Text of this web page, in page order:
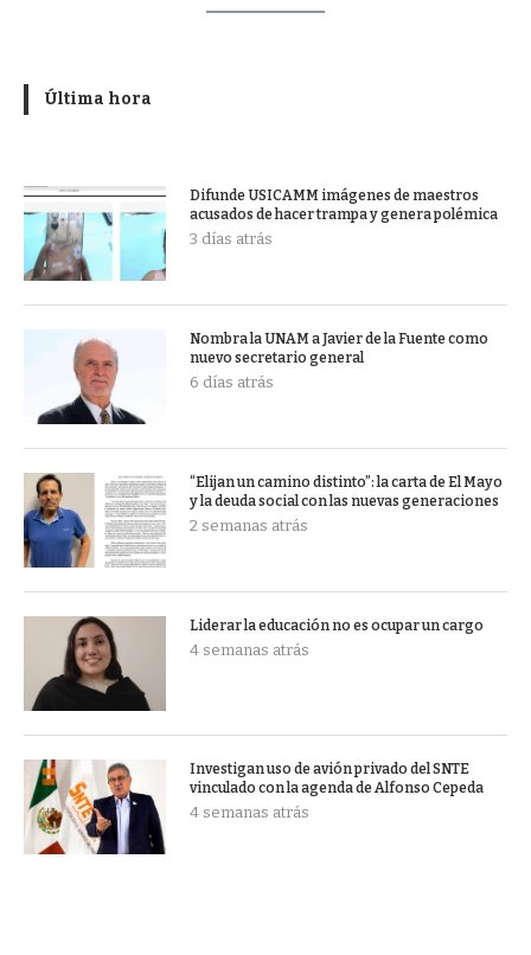
Última hora
Difunde USICAMM imágenes de maestros
acusados de hacer trampa y genera polémica
3 días atrás
Nombra la UNAM a Javier de la Fuente como
nuevo secretario general
6 días atrás
“Elijan un camino distinto”: la carta de El Mayo
y la deuda social con las nuevas generaciones
2 semanas atrás
Liderar la educación no es ocupar un cargo
4 semanas atrás
Investigan uso de avión privado del SNTE
vinculado con la agenda de Alfonso Cepeda
4 semanas atrás